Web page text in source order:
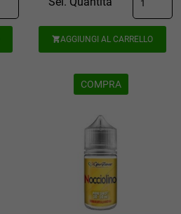
AGGIUNGI AL CARRELLO
COMPRA